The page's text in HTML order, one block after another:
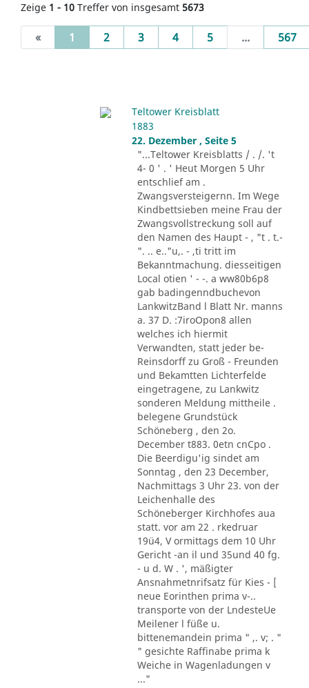
Zeige 1 - 10 Treffer von insgesamt 5673
« 1 (current)
2 3 4 5 ... 567
Teltower Kreisblatt
1883
22. Dezember , Seite 5
"...Teltower Kreisblatts / . /. 't
4- 0 ' . ' Heut Morgen 5 Uhr
entschlief am .
Zwangsversteigernn. Im Wege
Kindbettsieben meine Frau der
Zwangsvollstreckung soll auf
den Namen des Haupt - , "t . t.-
". .. e.."u,. - ,ti tritt im
Bekanntmachung. diesseitigen
Local otien ' - -. a ww80b6p8
gab badingenndbuchevon
LankwitzBand l Blatt Nr. manns
a. 37 D. :7iroOpon8 allen
welches ich hiermit
Verwandten, statt jeder be-
Reinsdorff zu Groß - Freunden
und Bekamtten Lichterfelde
eingetragene, zu Lankwitz
sonderen Meldung mittheile .
belegene Grundstück
Schöneberg , den 2o.
December t883. 0etn cnCpo .
Die Beerdigu'ig sindet am
Sonntag , den 23 December,
Nachmittags 3 Uhr 23. von der
Leichenhalle des
Schöneberger Kirchhofes aua
statt. vor am 22 . rkedruar
19ü4, V ormittags dem 10 Uhr
Gericht -an il und 35und 40 fg.
- u d. W . ', mäßigter
Ansnahmetnrifsatz für Kies - [
neue Eorinthen prima v-..
transporte von der LndesteUe
Meilener l füße u.
bittenemandein prima " ,. v; . "
" gesichte Raffinabe prima k
Weiche in Wagenladungen v
..."